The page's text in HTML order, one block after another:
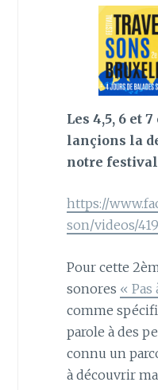
Les 4,5, 6 et
lançions la
notre festival
https://
son/videos/
Pour cette
sonores « Pas
comme
parole à des
connu un
à découvrir